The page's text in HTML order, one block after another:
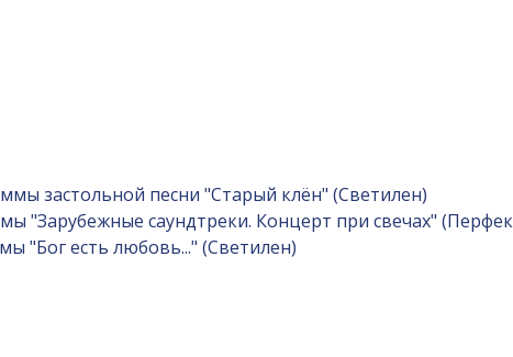
застольной песни "Старый клён" (Светилен)
"Зарубежные саундтреки. Концерт при свечах"
"Бог есть любовь..." (Светилен)